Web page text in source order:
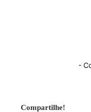
-
Compartilhe!